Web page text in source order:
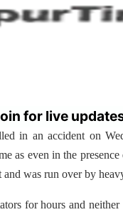
for live
in an accident on
as even in the
was run over by
for hours and